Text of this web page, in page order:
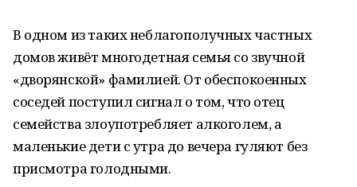
В одном из таких неблагополучных частных
домов живёт многодетная семья со звучной
«дворянской» фамилией. От обеспокоенных
соседей поступил сигнал о том, что отец
семейства злоупотребляет алкоголем, а
маленькие дети с утра до вечера гуляют без
присмотра голодными.